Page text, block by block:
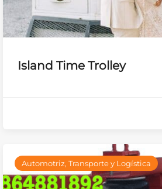
Island Time Trolley
Automotriz, Transporte y Logística